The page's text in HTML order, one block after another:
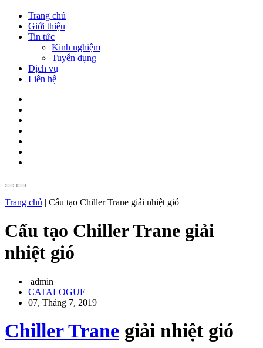
Trang chủ
Giới thiệu
Tin tức
Kinh nghiệm
Tuyển dụng
Dịch vụ
Liên hệ
Trang chủ | Cấu tạo Chiller Trane giải nhiệt gió
Cấu tạo Chiller Trane giải
nhiệt gió
admin
CATALOGUE
07, Tháng 7, 2019
Chiller Trane giải nhiệt gió